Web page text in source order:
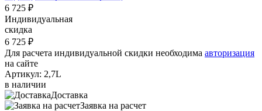
6 725 ₽
Индивидуальная
скидка
6 725 ₽
Для расчета индивидуальной скидки необходима авторизация
на сайте
Артикул: 2,7L
в наличии
Доставка
Заявка на расчет